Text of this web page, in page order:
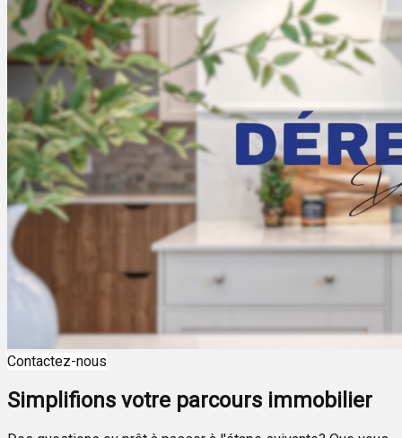
Contactez-nous
Simplifions votre parcours immobilier